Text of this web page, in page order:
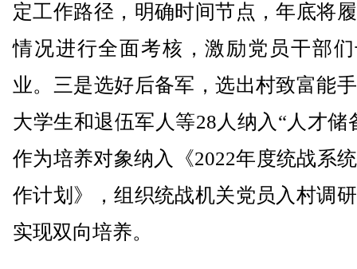
定工作路径，明确时间节点，年底将
情况进行全面考核，激励党员干部
业。三是选好后备军，选出村致富能
大学生和退伍军人等28人纳入“人才储
作为培养对象纳入《2022年度统战系
作计划》，组织统战机关党员入村调
实现双向培养。